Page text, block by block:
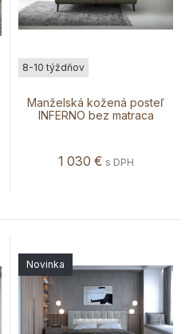
Manželská kožená posteľ
INFERNO bez matraca
8-10 týždňov
1 030 € s DPH
Novinka